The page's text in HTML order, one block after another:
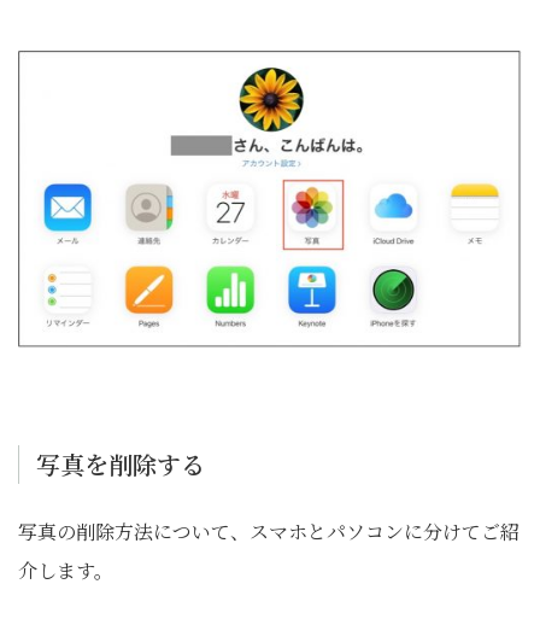
写真を削除する
写真の削除方法について、スマホとパソコンに分けてご紹
介します。